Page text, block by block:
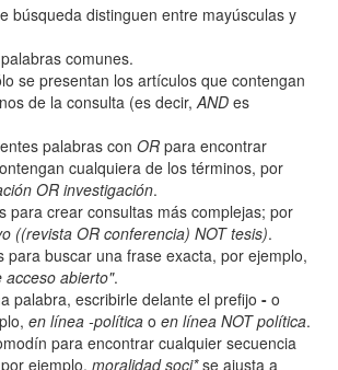
búsqueda distinguen entre mayúsculas y
comunes.
se presentan los artículos que contengan
de la consulta (es decir, AND es
palabras con OR para encontrar
cualquiera de los términos, por
OR investigación.
para crear consultas más complejas; por
((revista OR conferencia) NOT tesis).
para buscar una frase exacta, por ejemplo,
acceso abierto".
palabra, escribirle delante el prefijo - o
en línea -política o en línea NOT política.
para encontrar cualquier secuencia
ejemplo, moralidad soci*se ajusta a